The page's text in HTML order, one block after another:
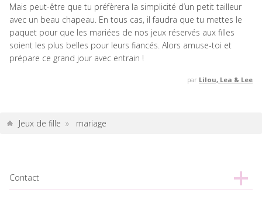
Mais peut-être que tu préfèrera la simplicité d’un petit tailleur
avec un beau chapeau. En tous cas, il faudra que tu mettes le
paquet pour que les mariées de nos jeux réservés aux filles
soient les plus belles pour leurs fiancés. Alors amuse-toi et
prépare ce grand jour avec entrain !
par Lilou, Lea & Lee
Jeux de fille » mariage
Contact